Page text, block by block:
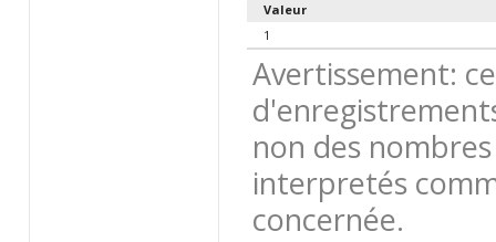
Valeur
1
Avertissement:
non des
interpretés
concernée.